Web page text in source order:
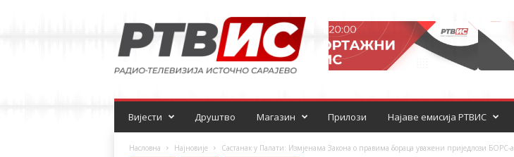
и
о
т
л
Вијести Друштво Магазин Прилози Најаве емисија РТВИС
Насловна Најновије Састанак у Палати: Измјенама Закона о правима бораца уважени приједлози БОРС-а